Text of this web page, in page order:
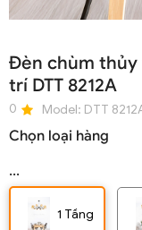
Đèn chùm thủy
trí DTT 8212A
0 Model: DTT
Chọn loại hàng
...
1 Tầng